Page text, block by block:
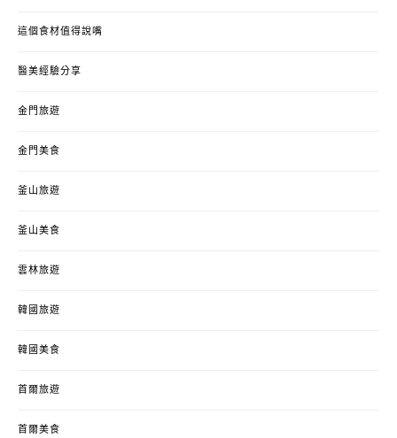
這個食材值得說嘴
醫美經驗分享
金門旅遊
金門美食
釜山旅遊
釜山美食
雲林旅遊
韓國旅遊
韓國美食
首爾旅遊
首爾美食